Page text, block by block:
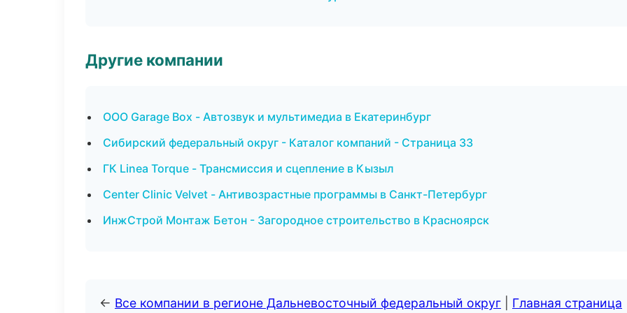
Другие компании
ООО Garage Box - Автозвук и мультимедиа в Екатеринбург
Сибирский федеральный округ - Каталог компаний - Страница 33
ГК Linea Torque - Трансмиссия и сцепление в Кызыл
Center Clinic Velvet - Антивозрастные программы в Санкт-Петербург
ИнжСтрой Монтаж Бетон - Загородное строительство в Красноярск
← Все компании в регионе Дальневосточный федеральный округ Главная страница